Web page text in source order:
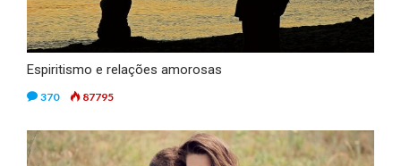
Espiritismo e relações amorosas
370 87795